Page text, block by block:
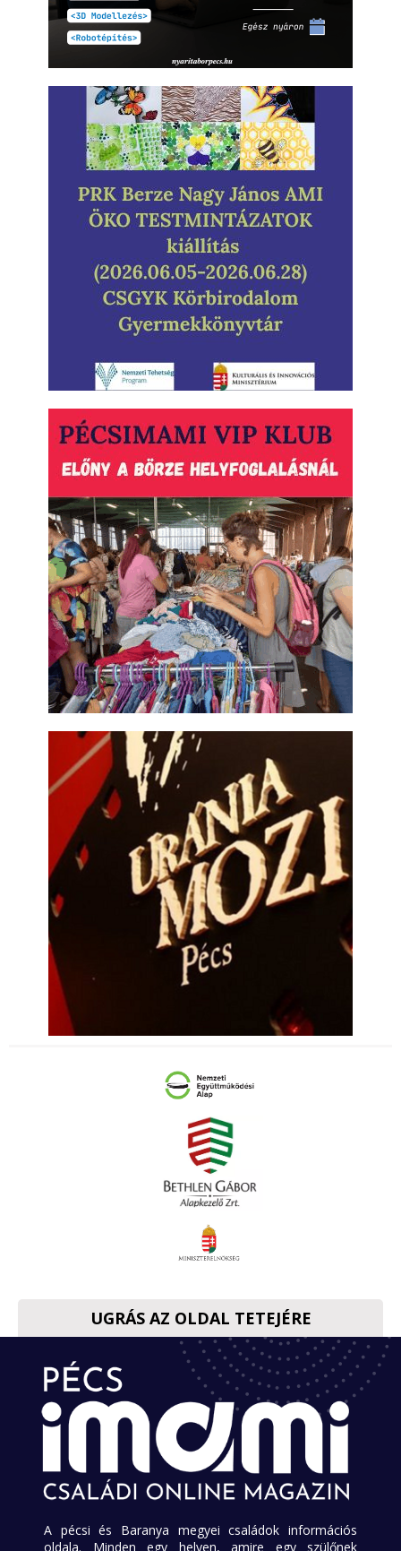
UGRÁS AZ OLDAL TETEJÉRE
A pécsi és Baranya megyei családok információs
oldala. Minden egy helyen, amire egy szülőnek